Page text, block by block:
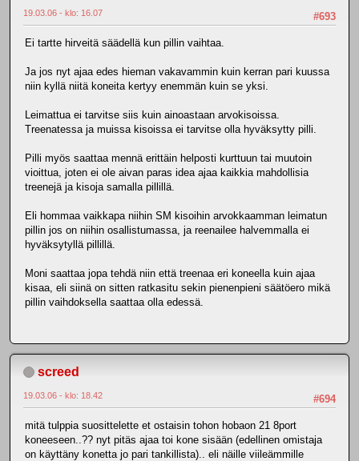
#693
19.03.06 - klo: 16.07
Ei tartte hirveitä säädellä kun pillin vaihtaa.
Ja jos nyt ajaa edes hieman vakavammin kuin kerran pari kuussa
niin kyllä niitä koneita kertyy enemmän kuin se yksi.
Leimattua ei tarvitse siis kuin ainoastaan arvokisoissa.
Treenatessa ja muissa kisoissa ei tarvitse olla hyväksytty pilli.
Pilli myös saattaa mennä erittäin helposti kurttuun tai muutoin
vioittua, joten ei ole aivan paras idea ajaa kaikkia mahdollisia
treenejä ja kisoja samalla pillillä.
Eli hommaa vaikkapa niihin SM kisoihin arvokkaamman leimatun
pillin jos on niihin osallistumassa, ja reenailee halvemmalla ei
hyväksytyllä pillillä.
Moni saattaa jopa tehdä niin että treenaa eri koneella kuin ajaa
kisaa, eli siinä on sitten ratkasitu sekin pienenpieni säätöero mikä
pillin vaihdoksella saattaa olla edessä.
screed
#694
19.03.06 - klo: 18.42
mitä tulppia suosittelette et ostaisin tohon hobaon 21 8port
koneeseen..?? nyt pitäs ajaa toi kone sisään (edellinen omistaja
on käyttäny konetta jo pari tankillista).. eli näille viileämmille